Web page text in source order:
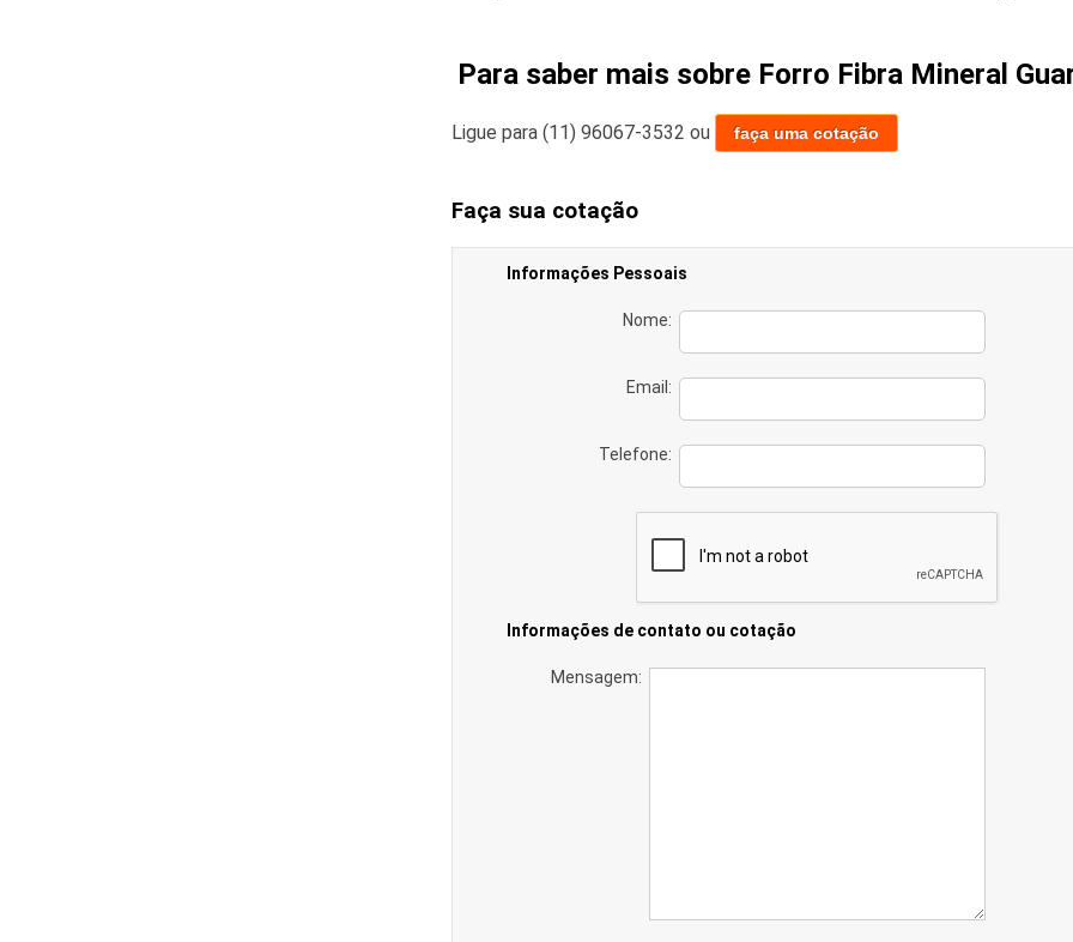
Para saber mais sobre Forro Fibra Mineral
Ligue para(11) 96067-3532 ou faça uma cotação
Faça sua cotação
Informações Pessoais
Nome:
Email:
Telefone:
Informações de contato ou cotação
Mensagem: